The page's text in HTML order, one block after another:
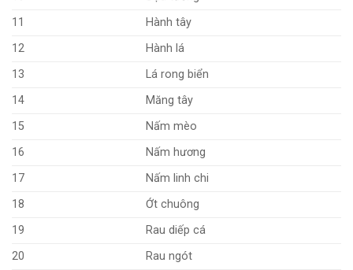
11
Hành tây
12
Hành lá
13
Lá rong biển
14
Măng tây
15
Nấm mèo
16
Nấm hương
17
Nấm linh chi
18
Ớt chuông
19
Rau diếp cá
20
Rau ngót